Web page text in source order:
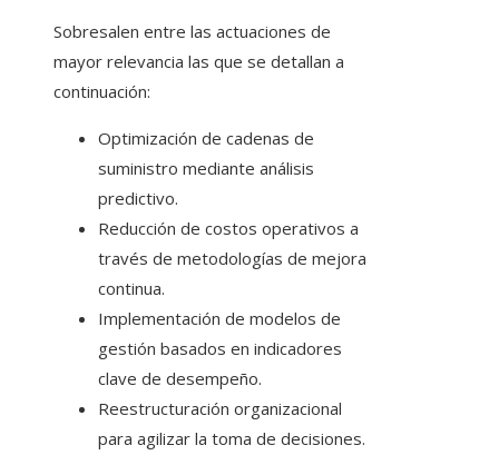
Sobresalen entre las actuaciones de
mayor relevancia las que se detallan a
continuación:
Optimización de cadenas de
suministro mediante análisis
predictivo.
Reducción de costos operativos a
través de metodologías de mejora
continua.
Implementación de modelos de
gestión basados en indicadores
clave de desempeño.
Reestructuración organizacional
para agilizar la toma de decisiones.